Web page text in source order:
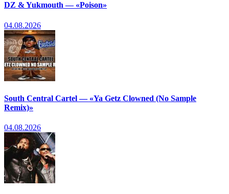
DZ & Yukmouth — «Poison»
04.08.2026
South Central Cartel — «Ya Getz Clowned (No Sample
Remix)»
04.08.2026